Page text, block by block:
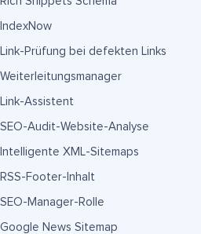
IndexNow
Link-Prüfung bei defekten Links
Weiterleitungsmanager
Link-Assistent
SEO-Audit-Website-Analyse
Intelligente XML-Sitemaps
RSS-Footer-Inhalt
SEO-Manager-Rolle
Google News Sitemap